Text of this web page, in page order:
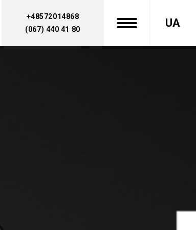
+48572014868
(067) 440 41 80
UA